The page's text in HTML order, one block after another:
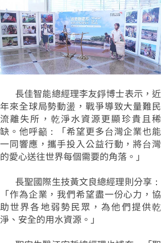
長佳智能總經理李友錚博士表示，近
年來全球局勢動盪，戰爭導致大量難民
流離失所，乾淨水資源更顯珍貴且稀
缺。他呼籲：「希望更多台灣企業也能
一同響應，攜手投入公益行動，將台灣
的愛心送往世界每個需要的角落。」
長聖國際生技黃文良總經理則分享：
「作為企業，我們希望盡一份心力，協
助世界各地弱勢民眾，為他們提供乾
淨、安全的用水資源。」